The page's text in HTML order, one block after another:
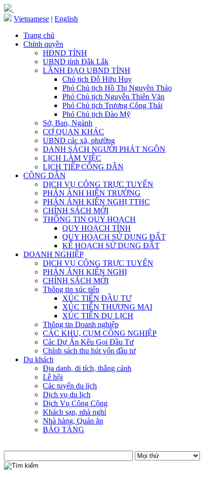
Vietnamese | English
Trang chủ
Chính quyền
HĐND TỈNH
UBND tỉnh Đắk Lắk
LÃNH ĐẠO UBND TỈNH
Chủ tịch Đỗ Hữu Huy
Phó Chủ tịch Hồ Thị Nguyên Thảo
Phó Chủ tịch Nguyễn Thiên Văn
Phó Chủ tịch Trương Công Thái
Phó Chủ tịch Đào Mỹ
Sở, Ban, Ngành
CƠ QUAN KHÁC
UBND các xã, phường
DANH SÁCH NGƯỜI PHÁT NGÔN
LỊCH LÀM VIỆC
LỊCH TIẾP CÔNG DÂN
CÔNG DÂN
DỊCH VỤ CÔNG TRỰC TUYẾN
PHẢN ÁNH HIỆN TRƯỜNG
PHẢN ÁNH KIẾN NGHỊ TTHC
CHÍNH SÁCH MỚI
THÔNG TIN QUY HOẠCH
QUY HOẠCH TỈNH
QUY HOẠCH SỬ DỤNG ĐẤT
KẾ HOẠCH SỬ DỤNG ĐẤT
DOANH NGHIỆP
DỊCH VỤ CÔNG TRỰC TUYẾN
PHẢN ÁNH KIẾN NGHỊ
CHÍNH SÁCH MỚI
Thông tin xúc tiến
XÚC TIẾN ĐẦU TƯ
XÚC TIẾN THƯƠNG MẠI
XÚC TIẾN DU LỊCH
Thông tin Doanh nghiệp
CÁC KHU, CỤM CÔNG NGHIỆP
Các Dự Án Kêu Gọi Đầu Tư
Chính sách thu hút vốn đầu tư
Du khách
Địa danh, di tích, thắng cảnh
Lễ hội
Các tuyến du lịch
Dịch vụ du lịch
Dịch Vụ Công Cộng
Khách sạn, nhà nghỉ
Nhà hàng, Quán ăn
BẢO TÀNG